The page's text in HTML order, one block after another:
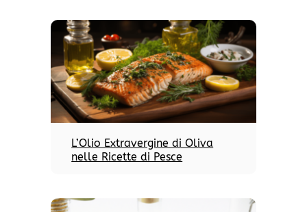
L’Olio Extravergine di Oliva
nelle Ricette di Pesce